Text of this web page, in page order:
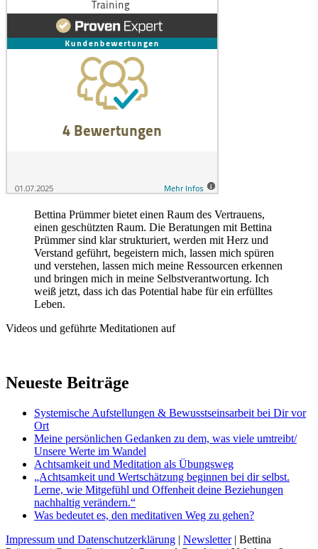
Bettina Prümmer bietet einen Raum des Vertrauens,
einen geschützten Raum. Die Beratungen mit Bettina
Prümmer sind klar strukturiert, werden mit Herz und
Verstand geführt, begeistern mich, lassen mich spüren
und verstehen, lassen mich meine Ressourcen erkennen
und bringen mich in meine Selbstverantwortung. Ich
weiß jetzt, dass ich das Potential habe für ein erfülltes
Leben.
Videos und geführte Meditationen auf
Neueste Beiträge
Systemische Aufstellungen & Bewusstseinsarbeit bei Dir vor
Ort
Meine persönlichen Gedanken zu dem, was viele umtreibt/
Unsere Werte im Wandel
Achtsamkeit und Meditation als Übungsweg
„Achtsamkeit und Wertschätzung beginnen bei dir selbst.
Lerne, wie Mitgefühl und Offenheit deine Beziehungen
nachhaltig verändern.“
Was bedeutet es, den meditativen Weg zu gehen?
Impressum und Datenschutzerklärung | Newsletter| Bettina